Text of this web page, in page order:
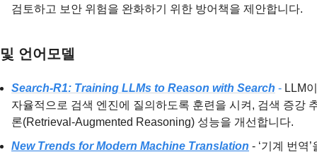
검토하고 보안 위험을 완화하기 위한 방어책을 제안합니다.
언어모델
Search-R1: Training LLMs to Reason with Search - LLM이
자율적으로 검색 엔진에 질의하도록 훈련을 시켜, 검색 증강
론(Retrieval-Augmented Reasoning) 성능을 개선합니다.
New Trends for Modern Machine Translation - ‘기계 번역’